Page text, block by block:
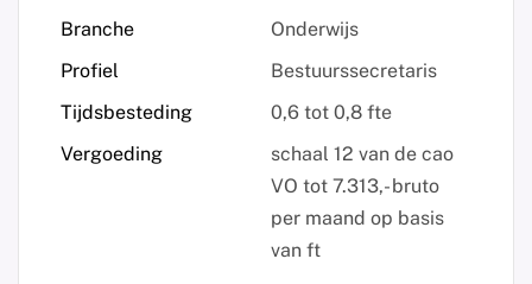
Branche
Onderwijs
Profiel
Bestuurssecretaris
Tijdsbesteding
0,6 tot 0,8 fte
Vergoeding
schaal 12 van de cao
VO tot 7.313,- bruto
per maand op basis
van ft